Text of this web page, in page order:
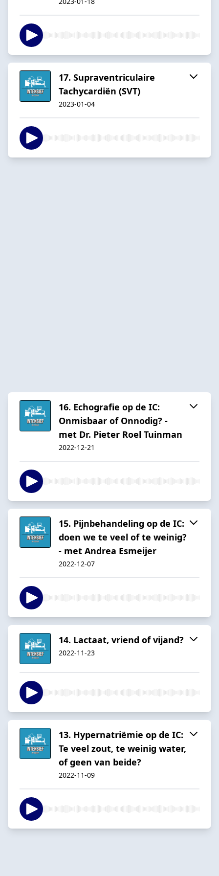
17. Supraventriculaire
Tachycardiën (SVT)
2023-01-04
16. Echografie op de IC:
Onmisbaar of Onnodig? -
met Dr. Pieter Roel Tuinman
2022-12-21
15. Pijnbehandeling op de IC:
doen we te veel of te weinig?
- met Andrea Esmeijer
2022-12-07
14. Lactaat, vriend of vijand?
2022-11-23
13. Hypernatriëmie op de IC:
Te veel zout, te weinig water,
of geen van beide?
2022-11-09